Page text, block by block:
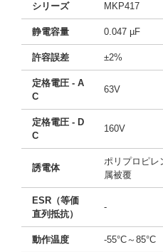
シリーズ MKP417
静電容量 0.047 µF
許容誤差 ±2%
定格電圧 - A
C
63V
定格電圧 - D
C
160V
誘電体
ポリプロピレ
属被覆
ESR（等価
直列抵抗）
-
動作温度 -55°C～85°C